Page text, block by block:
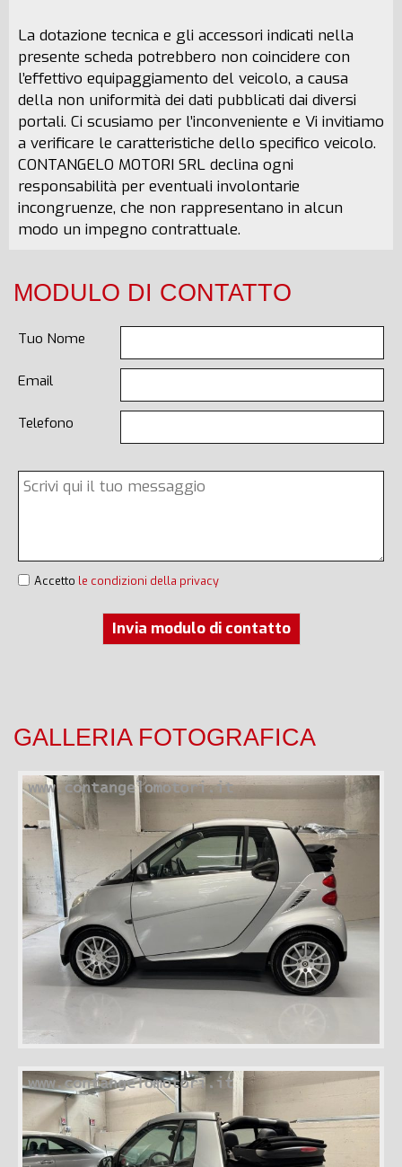
La dotazione tecnica e gli accessori indicati nella
presente scheda potrebbero non coincidere con
l’effettivo equipaggiamento del veicolo, a causa
della non uniformità dei dati pubblicati dai diversi
portali. Ci scusiamo per l’inconveniente e Vi invitiamo
a verificare le caratteristiche dello specifico veicolo.
CONTANGELO MOTORI SRL declina ogni
responsabilità per eventuali involontarie
incongruenze, che non rappresentano in alcun
modo un impegno contrattuale.
MODULO DI CONTATTO
Tuo Nome
Email
Telefono
Accetto le condizioni della privacy
Invia modulo di contatto
GALLERIA FOTOGRAFICA